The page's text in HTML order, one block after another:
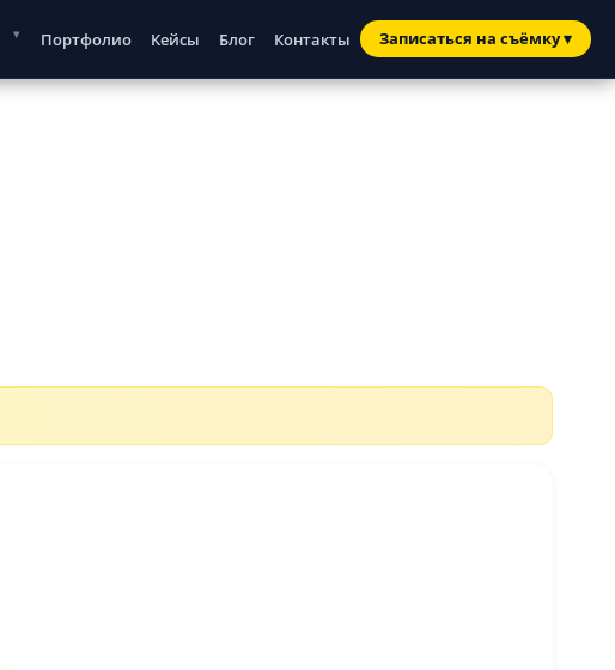
Портфолио Кейсы Блог Контакты Записаться на съёмку▾